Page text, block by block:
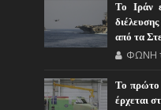
Το Ιράν
από τα
ΦΩΝΗ
Το πρώτο
έρχεται